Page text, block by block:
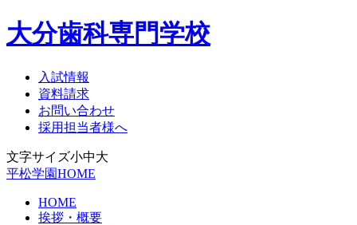
大分歯科専門学校
入試情報
資料請求
お問い合わせ
採用担当者様へ
文字サイズ小中大
平松学園HOME
HOME
挨拶・概要